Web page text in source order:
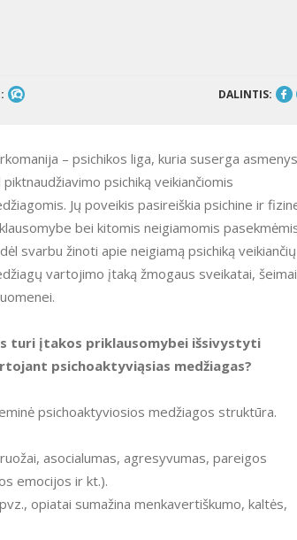
DALINTIS:
piktnaudžiavimo psichiką veikiančiomis
Jų poveikis pasireiškia psichine ir
bei kitomis neigiamomis
svarbu žinoti apie neigiamą psichiką veikiančių
vartojimo įtaką žmogaus sveikatai,
psichoaktyviąsias medžiagas?
psichoaktyviosios medžiagos struktūra.
emocijos ir kt.).